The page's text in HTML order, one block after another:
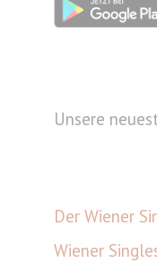
Unsere
Der Wiener
Wiener